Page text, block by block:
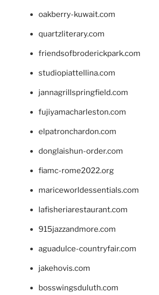
oakberry-kuwait.com
quartzliterary.com
friendsofbroderickpark.com
studiopiattellina.com
jannagrillspringfield.com
fujiyamacharleston.com
elpatronchardon.com
donglaishun-order.com
fiamc-rome2022.org
mariceworldessentials.com
lafisheriarestaurant.com
915jazzandmore.com
aguadulce-countryfair.com
jakehovis.com
bosswingsduluth.com